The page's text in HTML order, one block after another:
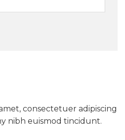
consectetuer adipiscing
nibh euismod tincidunt.